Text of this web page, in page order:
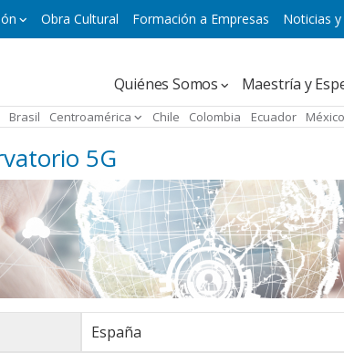
Obra Cultural Formación a Empresas Noticias
Navegación
principal
Quiénes Somos Maestría y
Brasil Centroamérica Chile Colombia Ecuador México
5G
España